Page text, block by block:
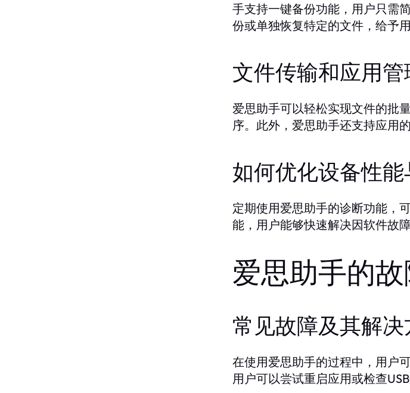
手支持一键备份功能，用户只需
份或单独恢复特定的文件，给予
文件传输和应用管
爱思助手可以轻松实现文件的批
序。此外，爱思助手还支持应用
如何优化设备性能
定期使用爱思助手的诊断功能，
能，用户能够快速解决因软件故
爱思助手的
常见故障及其解决
在使用爱思助手的过程中，用户
用户可以尝试重启应用或检查